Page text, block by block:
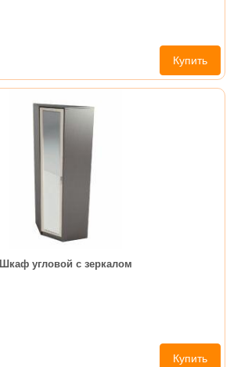
Купить
Шкаф угловой с зеркалом
Купить